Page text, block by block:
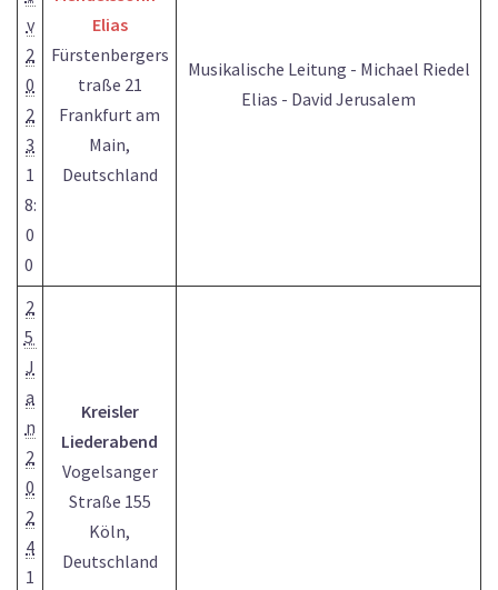
v
2
0
2
3
1
8:
0
0
Elias
Fürstenbergers
traße 21
Frankfurt am
Main,
Deutschland
Musikalische Leitung - Michael Riedel
Elias - David Jerusalem
2
5
J
a
n
2
0
2
4
1
Kreisler
Liederabend
Vogelsanger
Straße 155
Köln,
Deutschland